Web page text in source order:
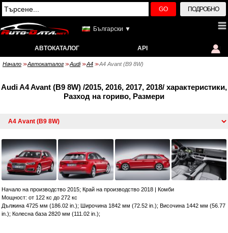
GO ПОДРОБНО
Български ▼
АВТОКАТАЛОГ API
Начало >> Автокаталог >> Audi >> A4 >> A4 Avant (B9 8W)
Audi A4 Avant (B9 8W) /2015, 2016, 2017, 2018/ характеристики,
Разход на гориво, Размери
Начало на производство 2015; Край на производство 2018 | Комби
Мощност: от 122 кс до 272 кс
Дължина 4725 мм (186.02 in.); Широчина 1842 мм (72.52 in.); Височина 1442 мм (56.77
in.); Колесна база 2820 мм (111.02 in.);